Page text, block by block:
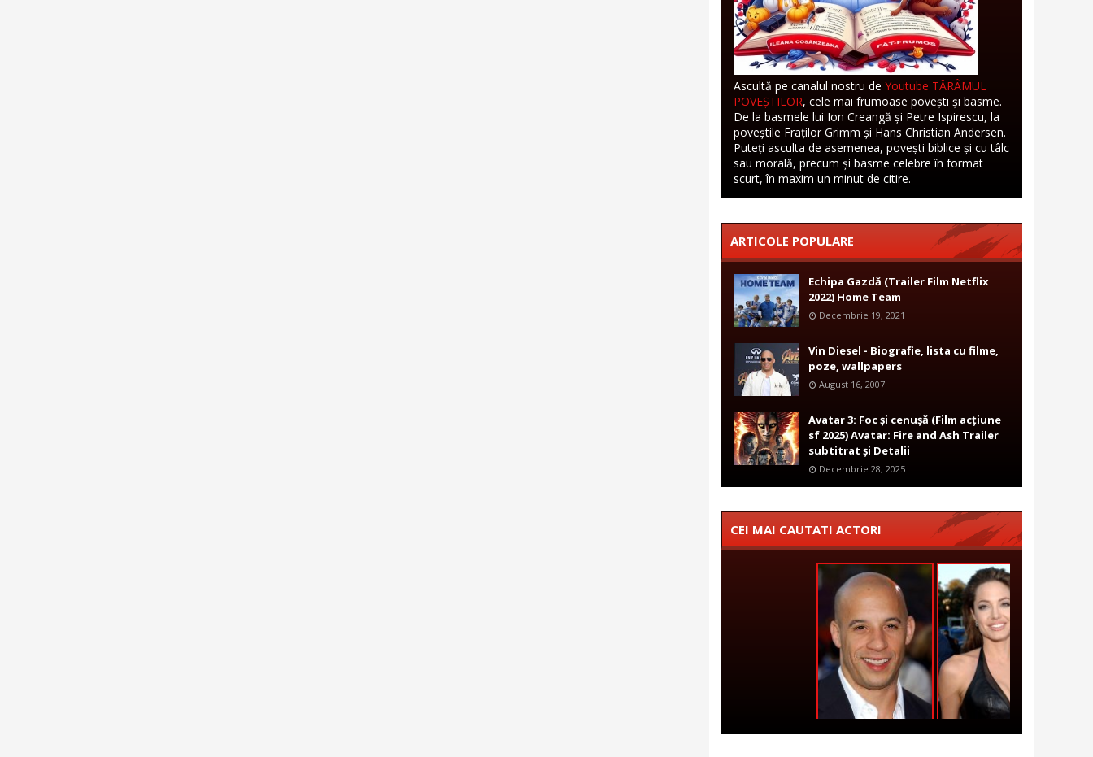
Ascultă pe canalul nostru de Youtube TĂRÂMUL
POVEȘTILOR, cele mai frumoase povești și basme.
De la basmele lui Ion Creangă și Petre Ispirescu, la
poveștile Fraților Grimm și Hans Christian Andersen.
Puteți asculta de asemenea, povești biblice și cu tâlc
sau morală, precum și basme celebre în format
scurt, în maxim un minut de citire.
ARTICOLE POPULARE
Echipa Gazdă (Trailer Film Netflix
2022) Home Team
Decembrie 19, 2021
Vin Diesel - Biografie, lista cu filme,
poze, wallpapers
August 16, 2007
Avatar 3: Foc și cenușă (Film acțiune
sf 2025) Avatar: Fire and Ash Trailer
subtitrat și Detalii
Decembrie 28, 2025
CEI MAI CAUTATI ACTORI